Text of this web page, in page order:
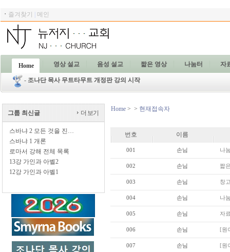
ㆍ 즐겨찾기 메인
Home 영상 설교 음성 설교 짧은 영상 나눔터 자
- 조나단 목사 무트타무트 개정판 강의 시작
그룹 최신글 더 보기
스바냐 2 모든 것을 진…
스바냐 1 개론
로마서 강해 전체 목록
13강 가인과 아벨2
12강 가인과 아벨1
Home > > 현재접속자
번호 이름
001 손님 나
002 손님 짧
003 손님 창
004 손님 나
005 손님 자
006 손님 [원
007 손님 [원